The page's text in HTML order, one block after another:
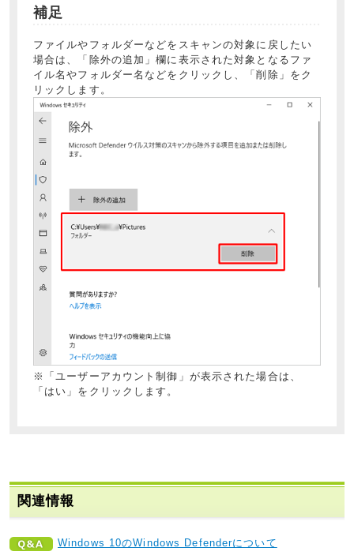
補足
ファイルやフォルダーなどをスキャンの対象に戻したい
場合は、「除外の追加」欄に表示された対象となるファ
イル名やフォルダー名などをクリックし、「削除」をク
リックします。
※「ユーザーアカウント制御」が表示された場合は、
「はい」をクリックします。
関連情報
Windows 10のWindows Defenderについて